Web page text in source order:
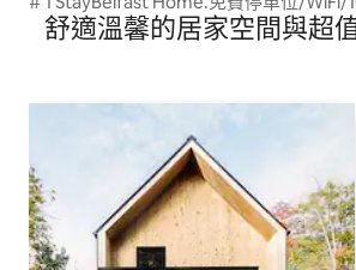
舒適溫馨的居家空間與超